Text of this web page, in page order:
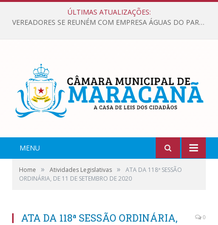
ÚLTIMAS ATUALIZAÇÕES:
VEREADORES SE REUNÉM COM EMPRESA ÁGUAS DO PARÁ, PARA APRESENTAR REIVINDICAÇÕES E MELHORIAS NA QUALIDADE DOS SERVIÇOS OFERECIDOS Á POPULAÇÃO.
MENU
Home » Atividades Legislativas »
ATA DA 118ª SESSÃO
ORDINÁRIA, DE 11 DE SETEMBRO DE 2020
ATA DA 118ª SESSÃO ORDINÁRIA,
0